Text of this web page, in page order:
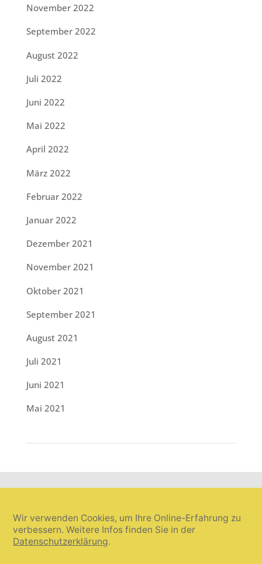
November 2022
September 2022
August 2022
Juli 2022
Juni 2022
Mai 2022
April 2022
März 2022
Februar 2022
Januar 2022
Dezember 2021
November 2021
Oktober 2021
September 2021
August 2021
Juli 2021
Juni 2021
Mai 2021
Cookie-Einstellungen widerrufen
Wir verwenden Cookies, um Ihre Online-Erfahrung zu
verbessern. Weitere Infos finden Sie in der
Datenschutzerklärung.